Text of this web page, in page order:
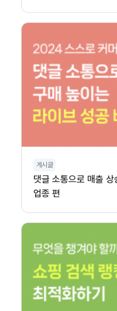
게시글
댓글 소통으로 매출
업종 편